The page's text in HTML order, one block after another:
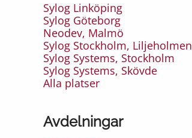
Sylog Linköping
Sylog Göteborg
Neodev, Malmö
Sylog Stockholm, Liljeholmen
Sylog Systems, Stockholm
Sylog Systems, Skövde
Alla platser
Avdelningar